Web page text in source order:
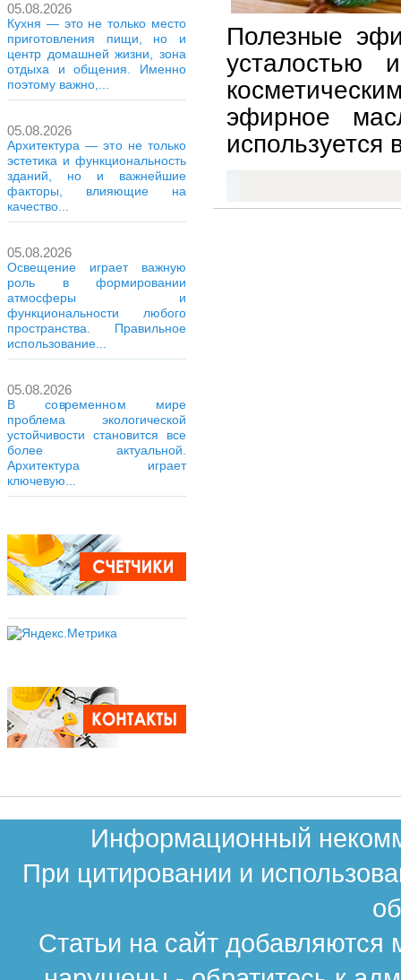
05.08.2026
Кухня — это не только место
приготовления пищи, но и
центр домашней жизни, зона
отдыха и общения. Именно
поэтому важно,...
05.08.2026
Архитектура — это не только
эстетика и функциональность
зданий, но и важнейшие
факторы, влияющие на
качество...
05.08.2026
Освещение играет важную
роль в формировании
атмосферы и
функциональности любого
пространства. Правильное
использование...
05.08.2026
В современном мире
проблема экологической
устойчивости становится все
более актуальной.
Архитектура играет
ключевую...
Полезные
усталостью
эфирное
Информационный
При цитировании и
Статьи на сайт